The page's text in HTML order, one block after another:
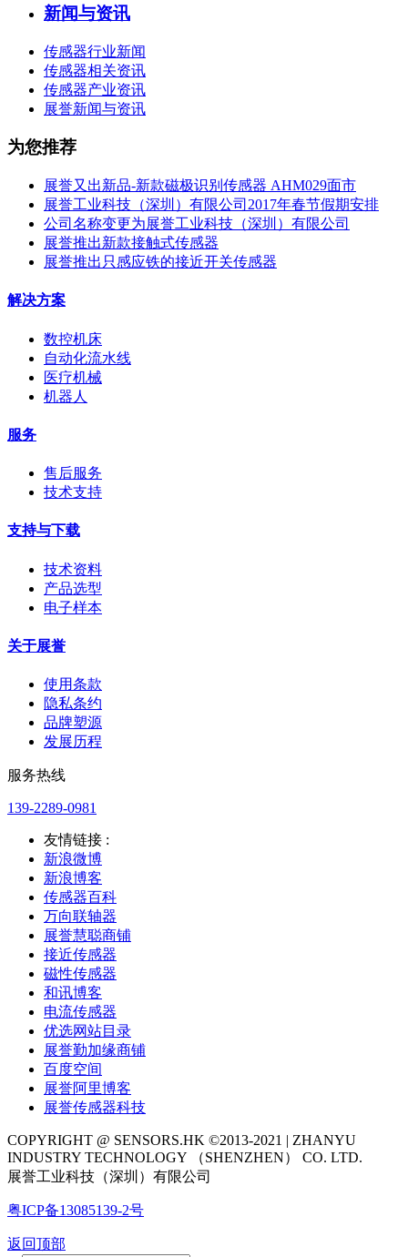
新闻与资讯
传感器行业新闻
传感器相关资讯
传感器产业资讯
展誉新闻与资讯
为您推荐
展誉又出新品-新款磁极识别传感器 AHM029面市
展誉工业科技（深圳）有限公司2017年春节假期安排
公司名称变更为展誉工业科技（深圳）有限公司
展誉推出新款接触式传感器
展誉推出只感应铁的接近开关传感器
解决方案
数控机床
自动化流水线
医疗机械
机器人
服务
售后服务
技术支持
支持与下载
技术资料
产品选型
电子样本
关于展誉
使用条款
隐私条约
品牌塑源
发展历程
服务热线
139-2289-0981
友情链接 :
新浪微博
新浪博客
传感器百科
万向联轴器
展誉慧聪商铺
接近传感器
磁性传感器
和讯博客
电流传感器
优选网站目录
展誉勤加缘商铺
百度空间
展誉阿里博客
展誉传感器科技
COPYRIGHT @ SENSORS.HK ©2013-2021 | ZHANYU
INDUSTRY TECHNOLOGY （SHENZHEN） CO. LTD.
展誉工业科技（深圳）有限公司
粤ICP备13085139-2号
返回顶部